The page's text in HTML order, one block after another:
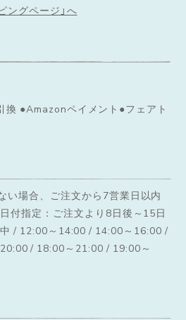
ングページ」へ
換 ●Amazonペイメント●フェアト
い場合、ご注文から7営業日以内
付指定：ご注文より8日後～15日
/ 12:00～14:00 / 14:00～16:00 /
/ 18:00～21:00 / 19:00～